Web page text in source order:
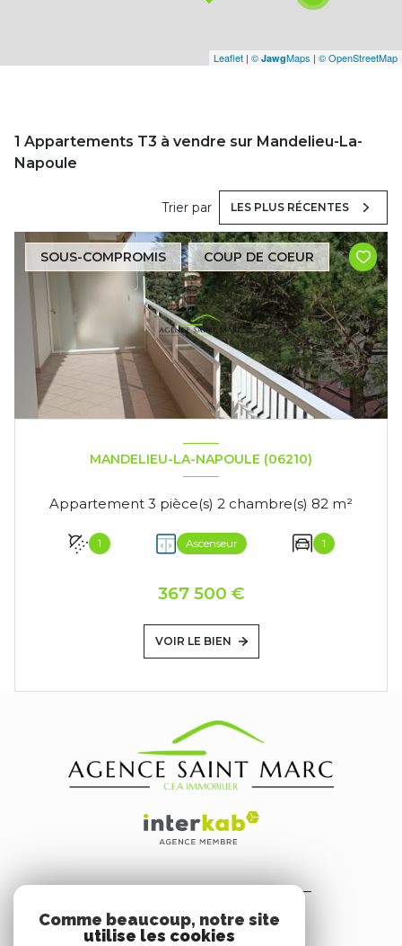
Leaflet | © JawgMaps | © OpenStreetMap
1 Appartements T3 à vendre sur Mandelieu-La-
Napoule
Trier par LES PLUS RÉCENTES
SOUS-COMPROMIS COUP DE COEUR
MANDELIEU-LA-NAPOULE (06210)
Appartement 3 pièce(s) 2 chambre(s) 82 m²
1 Ascenseur 1
367 500 €
VOIR LE BIEN
3 Avenue du Dr Belletrud
06530 Peymeinade
Comme beaucoup, notre site
utilise les cookies